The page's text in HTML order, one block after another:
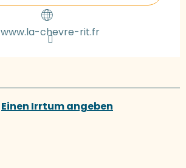
www.la-chevre-rit.fr
Einen Irrtum angeben